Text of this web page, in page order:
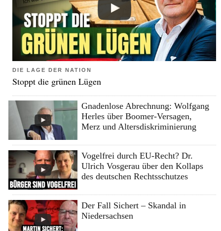
DIE LAGE DER NATION
Stoppt die grünen Lügen
Gnadenlose Abrechnung: Wolfgang
Herles über Boomer-Versagen,
Merz und Altersdiskriminierung
Vogelfrei durch EU-Recht? Dr.
Ulrich Vosgerau über den Kollaps
des deutschen Rechtsschutzes
Der Fall Sichert – Skandal in
Niedersachsen